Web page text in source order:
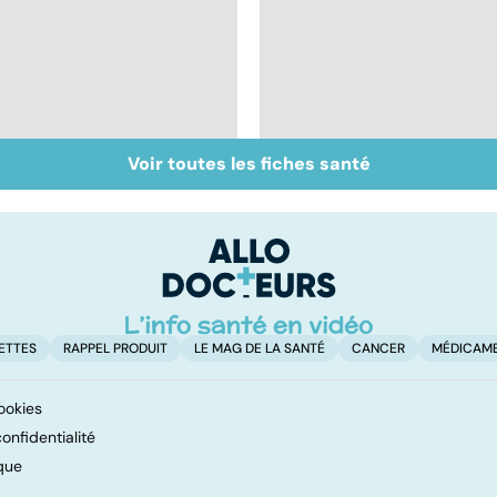
Bien dormir, mais...
sans médicaments !
Le mystère de la
fibromyalgie
Voir toutes les fiches santé
RAPPEL PRODUIT LE MAG DE LA SANTÉ CANCER